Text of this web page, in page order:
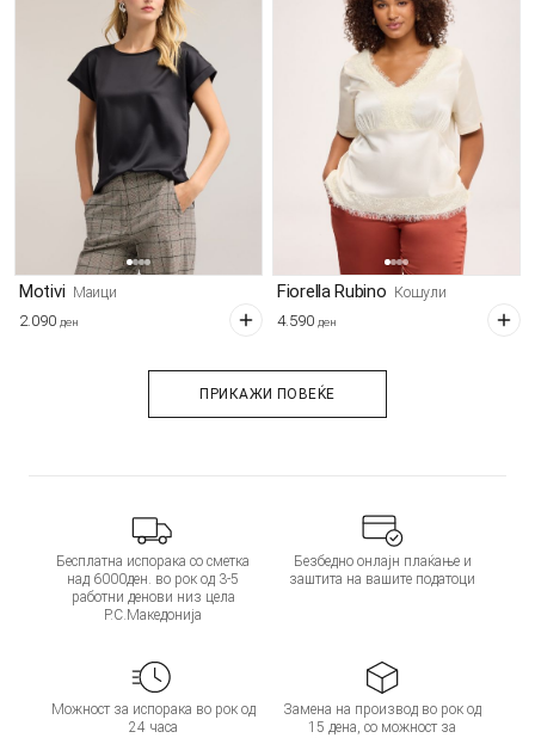
Motivi Маици
2.090 ден
Fiorella Rubino Кошули
4.590 ден
ПРИКАЖИ ПОВЕЌЕ
Бесплатна испорака со сметка
над 6000ден. во рок од 3-5
работни денови низ цела
Р.С.Македонија
Безбедно онлајн плаќање и
заштита на вашите податоци
Можност за испорака во рок од
24 часа
Замена на производ во рок од
15 дена, со можност за